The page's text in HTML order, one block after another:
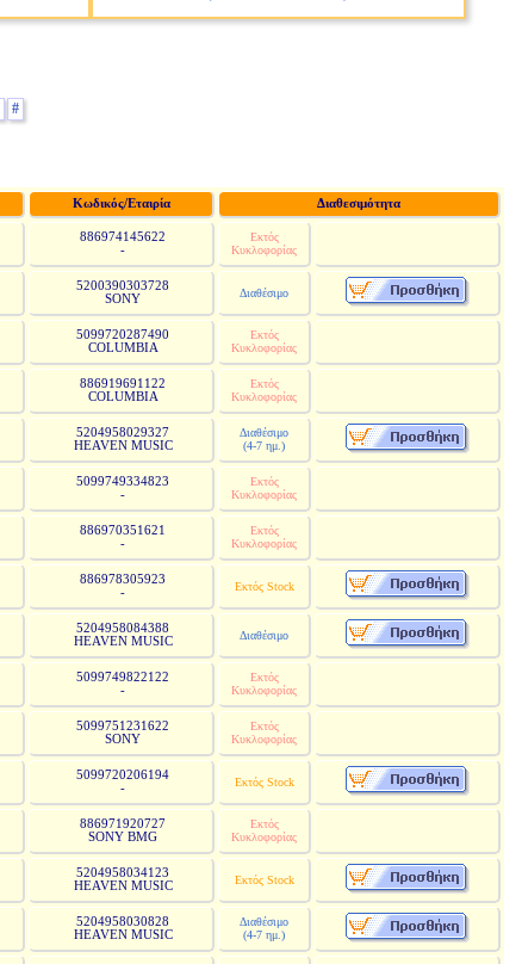
#
Κωδικός/Εταιρία Διαθεσιμότητα
886974145622
-
Εκτός
Κυκλοφορίας
5200390303728
SONY
Διαθέσιμο
5099720287490
COLUMBIA
Εκτός
Κυκλοφορίας
886919691122
COLUMBIA
Εκτός
Κυκλοφορίας
5204958029327
HEAVEN MUSIC
Διαθέσιμο
(4-7 ημ.)
5099749334823
-
Εκτός
Κυκλοφορίας
886970351621
-
Εκτός
Κυκλοφορίας
886978305923
-
Εκτός Stock
5204958084388
HEAVEN MUSIC
Διαθέσιμο
5099749822122
-
Εκτός
Κυκλοφορίας
5099751231622
SONY
Εκτός
Κυκλοφορίας
5099720206194
-
Εκτός Stock
886971920727
SONY BMG
Εκτός
Κυκλοφορίας
5204958034123
HEAVEN MUSIC
Εκτός Stock
5204958030828
HEAVEN MUSIC
Διαθέσιμο
(4-7 ημ.)